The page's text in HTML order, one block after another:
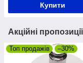
Купити
Акційні
Топ продажів –30%